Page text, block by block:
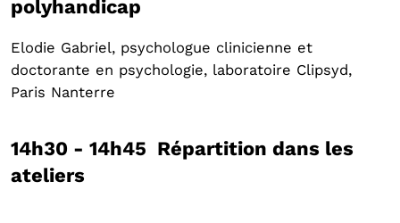
polyhandicap
Elodie Gabriel, psychologue clinicienne et
doctorante en psychologie, laboratoire Clipsyd,
Paris Nanterre
14h30 - 14h45 Répartition dans les
ateliers